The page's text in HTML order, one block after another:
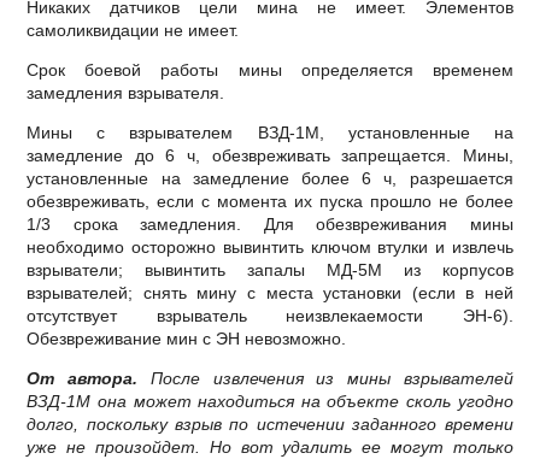
Никаких датчиков цели мина не имеет. Элементов
самоликвидации не имеет.
Срок боевой работы мины определяется временем
замедления взрывателя.
Мины с взрывателем ВЗД-1М, установленные на
замедление до 6 ч, обезвреживать запрещается. Мины,
установленные на замедление более 6 ч, разрешается
обезвреживать, если с момента их пуска прошло не более
1/3 срока замедления. Для обезвреживания мины
необходимо осторожно вывинтить ключом втулки и извлечь
взрыватели; вывинтить запалы МД-5М из корпусов
взрывателей; снять мину с места установки (если в ней
отсутствует взрыватель неизвлекаемости ЭН-6).
Обезвреживание мин с ЭН невозможно.
От автора. После извлечения из мины взрывателей
ВЗД-1М она может находиться на объекте сколь угодно
долго, поскольку взрыв по истечении заданного времени
уже не произойдет. Но вот удалить ее могут только